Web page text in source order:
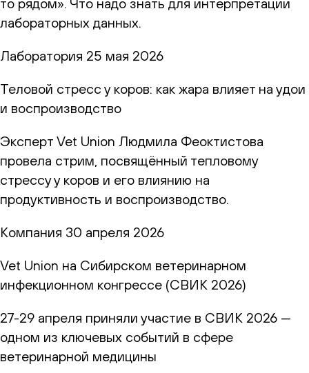
лабораторных данных.
Лаборатория 25 мая 2026
Теловой стресс у коров: как жара влияет на удои
и воспроизводство
Эксперт Vet Union Людмила Феоктистова
провела стрим, посвящённый тепловому
стрессу у коров и его влиянию на
продуктивность и воспроизводство.
Компания 30 апреля 2026
Vet Union на Сибирском ветеринарном
инфекционном конгрессе (СВИК 2026)
27-29 апреля приняли участие в СВИК 2026 —
одном из ключевых событий в сфере
ветеринарной медицины